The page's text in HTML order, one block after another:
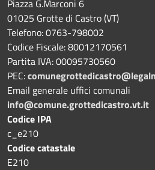
Piazza G.Marconi 6
01025 Grotte di Castro (VT)
Telefono: 0763-798002
Codice Fiscale: 80012170561
Partita IVA: 00095730560
PEC:
Email generale uffici comunali
info@comune.grottedicastro.vt.it
Codice IPA
c_e210
Codice catastale
E210